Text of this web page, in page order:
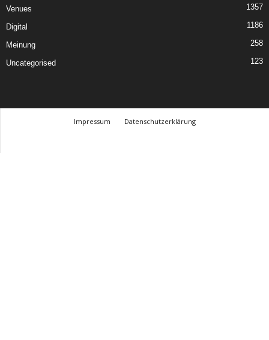
Venues 1357
Digital 1186
Meinung 258
Uncategorised 123
Impressum
Datenschutzerklärung